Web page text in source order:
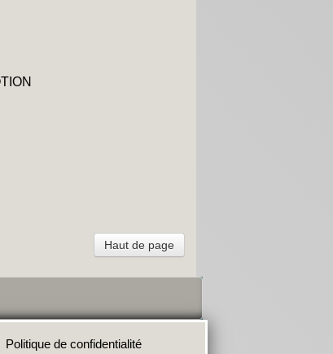
Haut de page
Politique de confidentialité